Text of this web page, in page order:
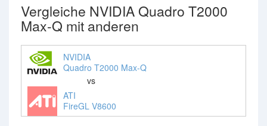
Vergleiche NVIDIA Quadro T2000
Max-Q mit anderen
NVIDIA
Quadro T2000 Max-Q
vs
ATI
FireGL V8600